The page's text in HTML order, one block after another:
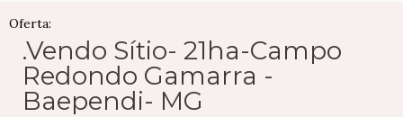
Oferta:
.Vendo Sítio- 21ha-Campo
Redondo Gamarra -
Baependi- MG